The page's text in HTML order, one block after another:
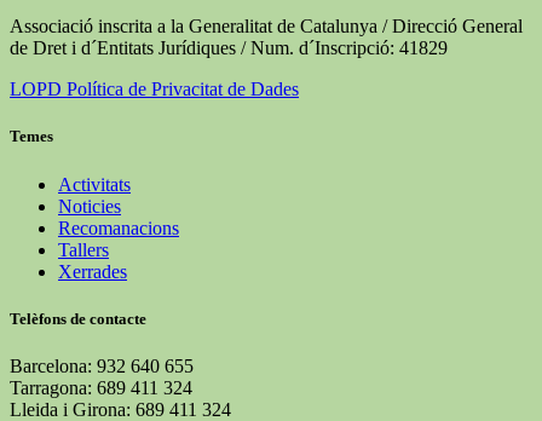
Associació inscrita a la Generalitat de Catalunya / Direcció General
de Dret i d´Entitats Jurídiques / Num. d´Inscripció: 41829
LOPD Política de Privacitat de Dades
Temes
Activitats
Noticies
Recomanacions
Tallers
Xerrades
Telèfons de contacte
Barcelona: 932 640 655
Tarragona: 689 411 324
Lleida i Girona: 689 411 324